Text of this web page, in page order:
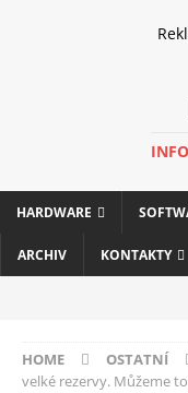
HARDWARE
ARCHIV KONTAKTY
HOME OSTATNÍ
velké rezervy. Můžeme